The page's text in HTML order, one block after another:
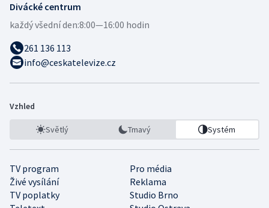
Divácké centrum
každý všední den:8:00—16:00 hodin
261 136 113
info@ceskatelevize.cz
Vzhled
Světlý Tmavý Systém
TV program
Pro média
Živé vysílání
Reklama
TV poplatky
Studio Brno